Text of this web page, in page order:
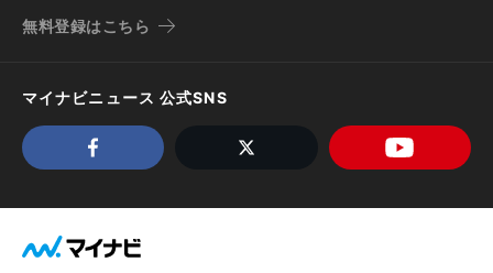
無料登録はこちら
マイナビニュース 公式SNS